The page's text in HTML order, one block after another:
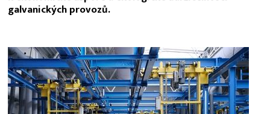
galvanických provozů.